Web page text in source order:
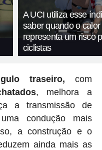
A UCI utiliza esse
saber quando o calor
representa um risco
ciclistas
traseiro, com
, melhora a
a transmissão de
condução mais
a construção e o
ainda mais as